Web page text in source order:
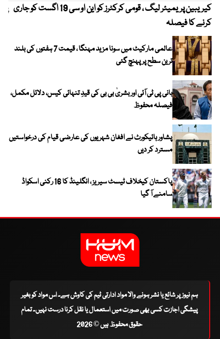
کیریبین پریمیئر لیگ ، قومی کرکٹرز کو این او سی 19 اگست کو جاری
کرنے کا فیصلہ
عالمی مارکیٹ میں سونا مزید مہنگا ، قیمت 7 ہفتوں کی بلند
ترین سطح پر پہنچ گئی
بانی پی ٹی آئی اور بشریٰ بی بی کی قیدِ تنہائی کیس، دلائل مکمل،
فیصلہ محفوظ
پشاور ہائیکورٹ نے افغان شہریوں کی عارضی قیام کی درخواستیں
مسترد کر دیں
پاکستان کیخلاف ٹیسٹ سیریز ، انگلینڈ کا 16 رکنی اسکواڈ
سامنے آ گیا
ہم نیوز پر شائع یا نشر ہونے والا مواد ادارتی ٹیم کی کاوش ہے۔ اس مواد کو بغیر
پیشگی اجازت کسی بھی صورت میں استعمال یا نقل کرنا درست نہیں۔ تمام
حقوق محفوظ ہیں © 2026